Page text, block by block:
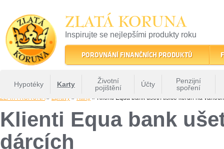
ZLATÁ KORUNA
Inspirujte se nejlepšími produkty roku
22 let tradice a kvality na finančním trhu
POROVNÁNÍ FINANČNÍCH PRODUKTŮ
Hypotéky Karty
Životní
pojištění
Účty
Penzijní
spoření
ZLATÁ KORUNA» Zprávy » Karty » Klienti Equa bank ušetří tisíce korun na
Klienti Equa bank
dárcích